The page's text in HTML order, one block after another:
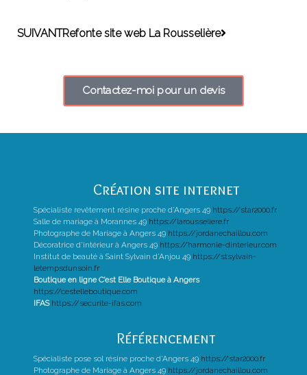
SUIVANTRefonte site web La Rousselière
Contactez-moi pour un devis
Création site internet
Spécialiste revêtement résine proche d’Angers 49 https://star2000.fr
Salle de mariage à Morannes 49 https://larousseliere.fr
Photographe de Mariage à Angers 49 https://jordanechaillou.com
Décoratrice d’intérieur à Angers 49 https://harmonie-dinterieur.com
Institut de beauté à Saint Sylvain d’Anjou 49 https://stsylvain-
letempsdunsoin.fr
Boutique en ligne C’est Elle Boutique à Angers
https://cestelleboutique.com
IFAS https://securite-ifas.com
Référencement
Spécialiste pose sol résine proche d’Angers 49 https://star2000.fr
Photographe de Mariage à Angers 49 https://jordanechaillou.com